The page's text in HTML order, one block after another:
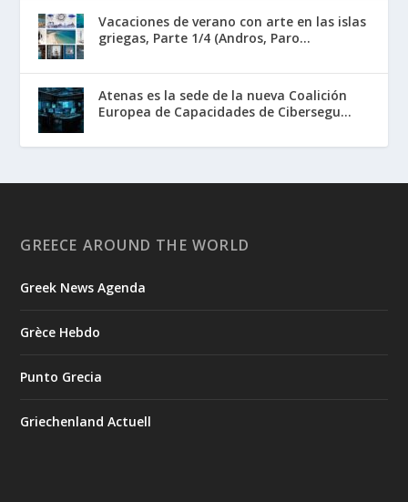
Vacaciones de verano con arte en las islas
griegas, Parte 1/4 (Andros, Paro...
Atenas es la sede de la nueva Coalición
Europea de Capacidades de Cibersegu...
GREECE AROUND THE WORLD
Greek News Agenda
Grèce Hebdo
Punto Grecia
Griechenland Actuell